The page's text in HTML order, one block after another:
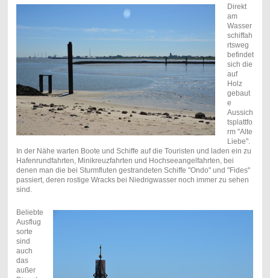
Direkt
am
Wasser
schiffah
rtsweg
befindet
sich die
auf
Holz
gebaut
e
Aussich
tsplattfo
rm "Alte
Liebe".
In der Nähe warten Boote und Schiffe auf die Touristen und laden ein zu
Hafenrundfahrten, Minikreuzfahrten und Hochseeangelfahrten, bei
denen man die bei Sturmfluten gestrandeten Schiffe "Ondo" und "Fides"
passiert, deren rostige Wracks bei Niedrigwasser noch immer zu sehen
sind.
Beliebte
Ausflug
sorte
sind
auch
das
außer